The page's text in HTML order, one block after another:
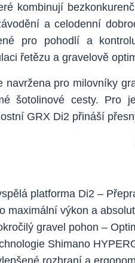
kombinují
a celodenní
pro pohodlí a
řetězu a gravelově
navržena pro milovníky
šotolinové cesty. Pro
GRX Di2 přináší
platforma Di2 –
maximální výkon a
gravel pohon –
Shimano
rozhraní a